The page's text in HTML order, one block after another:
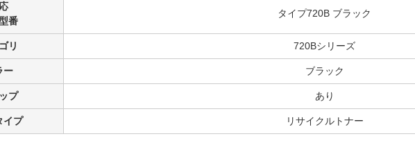
番
タイプ720B ブラック
リ 720Bシリーズ
ー ブラック
プ あり
イプ リサイクルトナー